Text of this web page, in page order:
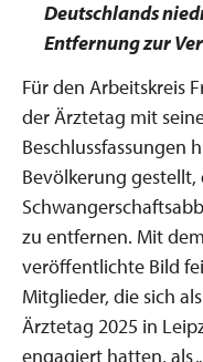
Deutschlands
Entfernung zur
Für den Arbeitskreis
der Ärztetag mit
Beschlussfassungen
Bevölkerung
zu entfernen. Mit
veröffentlichte Bild
Mitglieder, die sich
Ärztetag 2025 in
engagiert hatten, als